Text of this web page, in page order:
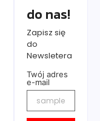
do nas!
Zapisz się
do
Newsletera
Twój adres
e-mail